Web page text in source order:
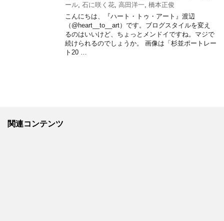
ール 石に咲く花 高田洋一 橋本正俊
こんにちは、『ハート・トゥ・アート』渡辺
（@heart__to__art）です。ブログスタイルを変え
るのはいいけど、ちょっとメンドイですね。マジで
続けられるのでしょうか。 画像は「杉並ポートレー
ト20 …
関連コンテンツ